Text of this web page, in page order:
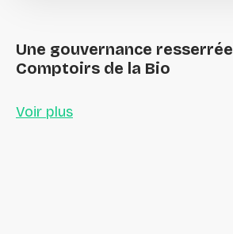
Une gouvernance resserrée
Comptoirs de la Bio
Voir plus